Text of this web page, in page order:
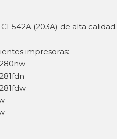
(203A) de alta calidad.
impresoras: